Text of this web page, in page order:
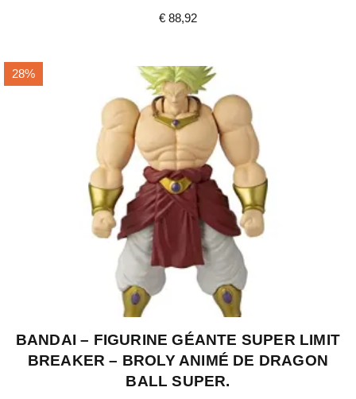
€ 88,92
28%
BANDAI – FIGURINE GÉANTE SUPER LIMIT
BREAKER – BROLY ANIMÉ DE DRAGON
BALL SUPER.